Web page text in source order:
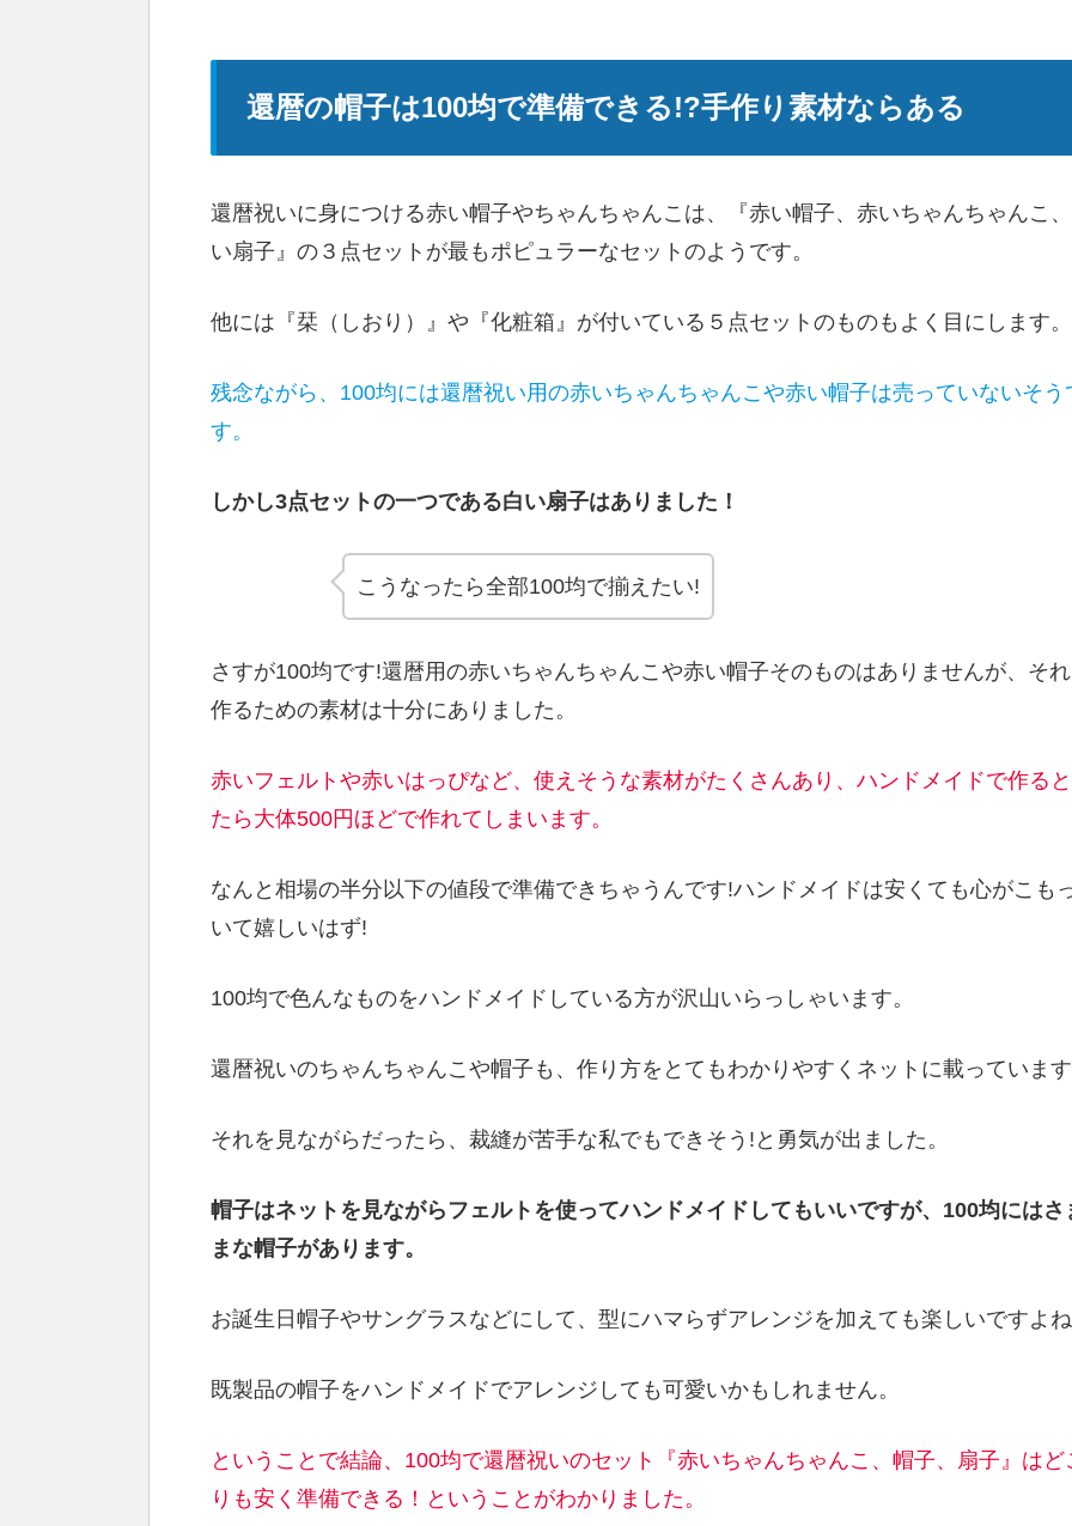
還暦の帽子は100均で準備できる!?手作り素材ならある
還暦祝いに身につける赤い帽子やちゃんちゃんこは、『赤い帽子、赤いちゃんちゃんこ
い扇子』の３点セットが最もポピュラーなセットのようです。
他には『栞（しおり）』や『化粧箱』が付いている５点セットのものもよく目にします。
残念ながら、100均には還暦祝い用の赤いちゃんちゃんこや赤い帽子は売っていないそう
す。
しかし3点セットの一つである白い扇子はありました！
こうなったら全部100均で揃えたい!
さすが100均です!還暦用の赤いちゃんちゃんこや赤い帽子そのものはありませんが、そ
作るための素材は十分にありました。
赤いフェルトや赤いはっぴなど、使えそうな素材がたくさんあり、ハンドメイドで作る
たら大体500円ほどで作れてしまいます。
なんと相場の半分以下の値段で準備できちゃうんです!ハンドメイドは安くても心がこも
いて嬉しいはず!
100均で色んなものをハンドメイドしている方が沢山いらっしゃいます。
還暦祝いのちゃんちゃんこや帽子も、作り方をとてもわかりやすくネットに載っていま
それを見ながらだったら、裁縫が苦手な私でもできそう!と勇気が出ました。
帽子はネットを見ながらフェルトを使ってハンドメイドしてもいいですが、100均にはさ
まな帽子があります。
お誕生日帽子やサングラスなどにして、型にハマらずアレンジを加えても楽しいですよ
既製品の帽子をハンドメイドでアレンジしても可愛いかもしれません。
ということで結論、100均で還暦祝いのセット『赤いちゃんちゃんこ、帽子、扇子』はど
りも安く準備できる！ということがわかりました。